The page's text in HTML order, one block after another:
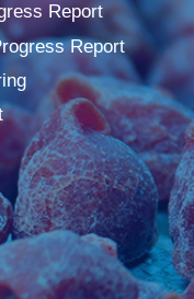
Report
Report